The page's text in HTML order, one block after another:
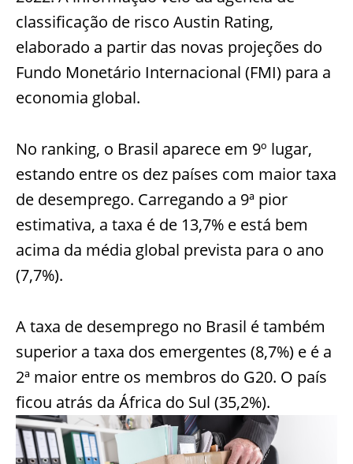
classificação de risco Austin Rating,
elaborado a partir das novas projeções do
Fundo Monetário Internacional (FMI) para a
economia global.
No ranking, o Brasil aparece em 9º lugar,
estando entre os dez países com maior taxa
de desemprego. Carregando a 9ª pior
estimativa, a taxa é de 13,7% e está bem
acima da média global prevista para o ano
(7,7%).
A taxa de desemprego no Brasil é também
superior a taxa dos emergentes (8,7%) e é a
2ª maior entre os membros do G20. O país
ficou atrás da África do Sul (35,2%).